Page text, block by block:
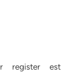
register est